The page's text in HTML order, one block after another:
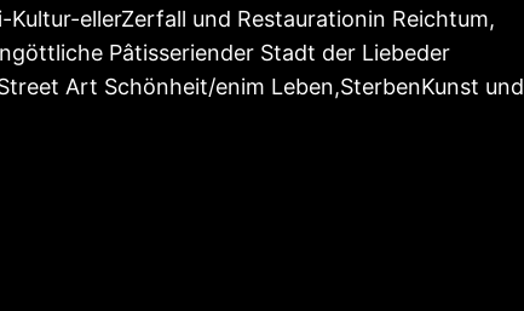
Kultur-ellerZerfall und Restaurationin Reichtum,
Pâtisseriender Stadt der Liebeder
Art Schönheit/enim Leben,SterbenKunst und